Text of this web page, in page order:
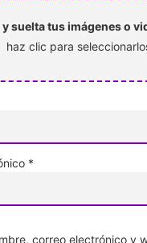
suelta tus imágenes o
haz clic para
*
correo electrónico y